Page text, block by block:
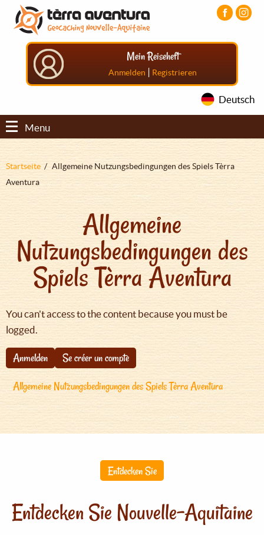
Direkt
zum
Inhalt
Aller
menu
principal
Aller
pied
Mein Reiseheft
Anmelden | Registrieren
Deutsch
Menu
Pfadnavigation
Startseite
Allgemeine Nutzungsbedingungen des Spiels Tèrra
Aventura
Allgemeine
Nutzungsbedingungen des
Spiels Tèrra Aventura
You can't access to the content because you must be
logged.
Anmelden
Se créer un compte
Allgemeine Nutzungsbedingungen des Spiels Tèrra Aventura
Entdecken Sie
Entdecken Sie Nouvelle-Aquitaine